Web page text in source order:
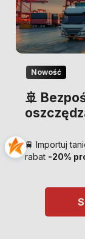
Nowość
🚢
🚆 Importuj
rabat -20%